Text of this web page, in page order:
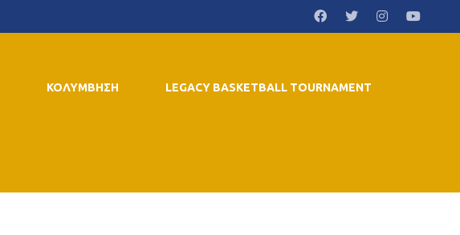
ΚΟΛΥΜΒΗΣΗ LEGACY BASKETBALL TOURNAMENT